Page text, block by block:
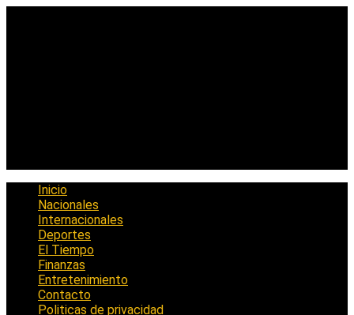
Inicio
Nacionales
Internacionales
Deportes
El Tiempo
Finanzas
Entretenimiento
Contacto
Politicas de privacidad